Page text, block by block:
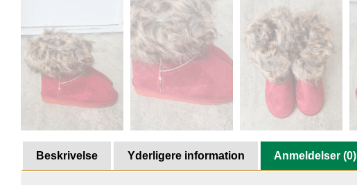
Beskrivelse Yderligere information Anmeldelser (0)